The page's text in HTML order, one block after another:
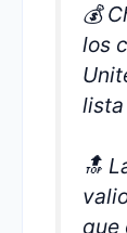
💰
los
lista
🔝
que